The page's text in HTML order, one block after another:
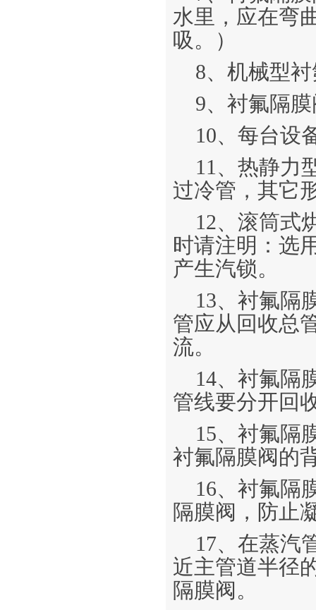
水里，应在弯
吸。）
8、机械型
9、衬氟隔
10、每台设
11、热静力
过冷管，其它
12、滚筒式
时请注明：选
产生汽锁。
13、衬氟隔
管应从回收总
流。
14、衬氟隔
管线要分开回
15、衬氟隔
衬氟隔膜阀的
16、衬氟隔
隔膜阀，防止
17、在蒸汽
近主管道半径
隔膜阀。